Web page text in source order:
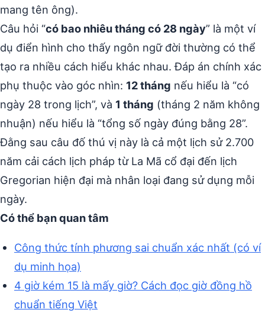
mang tên ông).
Câu hỏi “có bao nhiêu tháng có 28 ngày” là một ví
dụ điển hình cho thấy ngôn ngữ đời thường có thể
tạo ra nhiều cách hiểu khác nhau. Đáp án chính xác
phụ thuộc vào góc nhìn: 12 tháng nếu hiểu là “có
ngày 28 trong lịch”, và 1 tháng (tháng 2 năm không
nhuận) nếu hiểu là “tổng số ngày đúng bằng 28”.
Đằng sau câu đố thú vị này là cả một lịch sử 2.700
năm cải cách lịch pháp từ La Mã cổ đại đến lịch
Gregorian hiện đại mà nhân loại đang sử dụng mỗi
ngày.
Có thể bạn quan tâm
Công thức tính phương sai chuẩn xác nhất (có ví
dụ minh họa)
4 giờ kém 15 là mấy giờ? Cách đọc giờ đồng hồ
chuẩn tiếng Việt